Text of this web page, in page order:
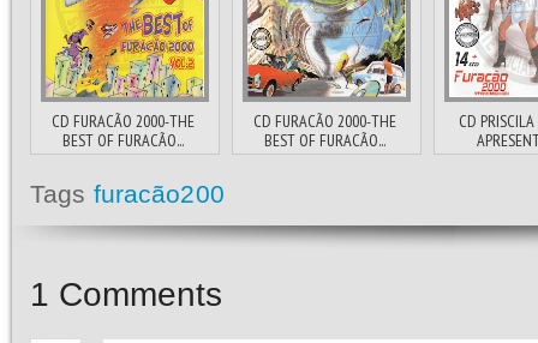
CD FURACÃO 2000-THE
BEST OF FURACÃO...
CD FURACÃO 2000-THE
BEST OF FURACÃO...
CD
Tags furacão200
1 Comments